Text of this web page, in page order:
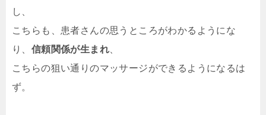
し、
こちらも、患者さんの思うところがわかるようにな
り、 信頼関係が生まれ
こちらの狙い通りのマッサージができるようになるは
ず。